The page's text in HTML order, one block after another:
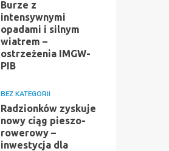
Burze z
intensywnymi
opadami i silnym
wiatrem –
ostrzeżenia IMGW-
PIB
BEZ KATEGORII
Radzionków zyskuje
nowy ciąg pieszo-
rowerowy –
inwestycja dla